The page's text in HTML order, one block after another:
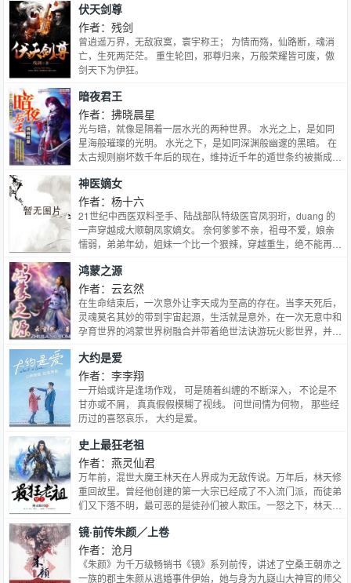
梁，这里还有动人的情谊！ 一个属于高楼大厦的故事，一段为
热血，友情而诞生的传奇。【送给老朋友们的简介】
伏天剑尊
作者：残剑
曾逍遥万界，无敌寂寞，寰宇称王； 为情而殇，仙路断，魂消
亡，生死两茫茫。 重生轮回，邪尊归来，万般荣耀皆可废，傲
剑天下为伊狂。
暗夜君王
作者：拂晓晨星
光与暗，就像是隔着一层水光的两种世界。 水光之上，是如同
星海般璀璨的光明。 水光之下，是如同深渊般幽邃的黑暗。 在
太古规则崩坏数千年后的现在，维持近千年的遁世条约被撕成了
全副武装的异民武士，再次高高举起了那黑暗的旌旗，重新开始
书写那黑暗的镇魂歌。 就在人类社会中都处于弱势地位的陈
烨，却意外的卷进了这场狂岚般的纷争，茫然的他只能握紧了手
中的银枪，等待着那不可捉摸的结局。
神医嫡女
作者：杨十六
21世纪中西医双料圣手、陆战部队特级医官凤羽珩，duang 的
一声穿越成大顺朝凤家嫡女。 奈何爹爹不亲，祖母不爱，娘亲
懦弱，弟弟年幼，姐妹一个比一个狠辣，穿越重生，绝不能再像
打？老子一手术刀把你千刀万剐！ 玩阴的？老子一针下去扎你
个半身不遂！ 杀我灭口？一爪子挠开你的心窝！ 人人可欺的柔
弱女子摇身一变成为大顺朝的香饽饽，跟皇帝开医院，揽尽天下
人心天下财，但是那个见鬼皇子的婚约是怎么回事儿？ 还有这
位毁了容的瘸子你说什么？壁咚了劳资还要我助你得天下？ 得
空种田 穿越
鸿蒙之源
作者：云玄然
在生命结束后，一次意外让李天成为至高的存在。当李天死后，
灵魂莫名其妙的带到宇宙起源，生活就是意外，在一次无意中和
孕育世界的鸿蒙世界树融合并带着绝世法诀游玩火影世界，并遇
域，在回来的途中抢了艾博文文明的科技产物，带回了自己前世
的母星。当鸿蒙完全感悟宇宙真谛时却迎来了他第一次危机，它
便上鸿蒙之源，作为孕育鸿蒙世界树的空间却有另外一层法则包
裹着鸿蒙世界树，这法则带着智慧，鸿蒙与它斗智斗勇终于战胜
了它，最终成为世界主宰
大约是爱
作者：李李翔
一开始或许是逢场作戏， 可是随着纠缠的不断深入， 不论是不
甘亦或不屑， 真真假假模糊了视线。 问世间情为何物， 那些经
历过的喜怒哀乐， 大约是爱。
史上最狂老祖
作者：燕灵仙君
万年前，混世大魔王林天在人界成为无敌传说。万年后，林天修
重回故里。曾经他创建的第一大宗已经成了不入流门派，而徒弟
们又下落不明，最可恶的是徒孙们被人欺压。一怒之下，林天一
镜·前传朱颜／上卷
作者：沧月
《朱颜》为千万级畅销书《镜》系列前传，讲述了空桑王朝赤之
一族的郡主朱颜从逃婚事件伊始，她与身为九嶷山大神官的师父